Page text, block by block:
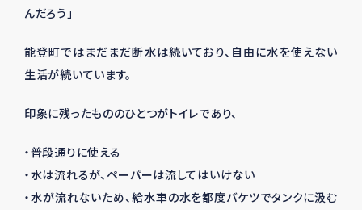
んだろう」
能登町ではまだまだ断水は続いており、自由に水を使えない
生活が続いています。
印象に残ったもののひとつがトイレであり、
・普段通りに使える
・水は流れるが、ペーパーは流してはいけない
・水が流れないため、給水車の水を都度バケツでタンクに汲む